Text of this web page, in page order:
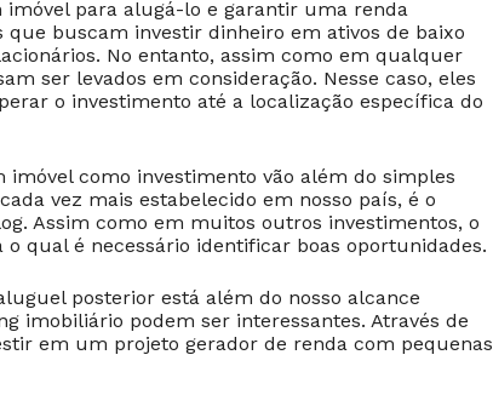
para alugá-lo e garantir uma renda
buscam investir dinheiro em ativos de baixo
No entanto, assim como em qualquer
ser levados em consideração. Nesse caso, eles
o investimento até a localização específica do
como investimento vão além do simples
vez mais estabelecido em nosso país, é o
Assim como em muitos outros investimentos, o
qual é necessário identificar boas oportunidades.
posterior está além do nosso alcance
imobiliário podem ser interessantes. Através de
em um projeto gerador de renda com pequenas